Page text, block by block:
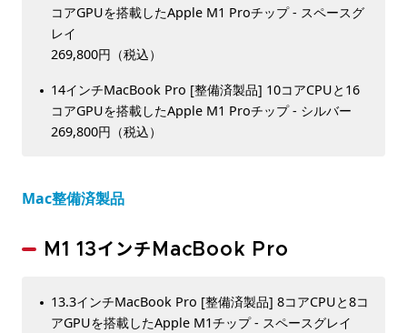
コアGPUを搭載したApple M1 Proチップ - スペースグ
レイ
269,800円（税込）
14インチMacBook Pro [整備済製品] 10コアCPUと16
コアGPUを搭載したApple M1 Proチップ - シルバー
269,800円（税込）
Mac整備済製品
M1 13インチMacBook Pro
13.3インチMacBook Pro [整備済製品] 8コアCPUと8コ
アGPUを搭載したApple M1チップ - スペースグレイ